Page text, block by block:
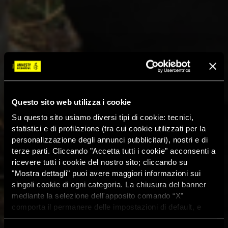
Questo sito web utilizza i cookie
Su questo sito usiamo diversi tipi di cookie: tecnici,
statistici e di profilazione (tra cui cookie utilizzati per la
personalizzazione degli annunci pubblicitari), nostri e di
terze parti. Cliccando "Accetta tutti i cookie" acconsenti a
ricevere tutti i cookie del nostro sito; cliccando su
"Mostra dettagli" puoi avere maggiori informazioni sui
singoli cookie di ogni categoria. La chiusura del banner
mediante la selezione dell'apposito comando “X”
comporta il permanere delle impostazioni di default, e
dunque la continuazione della navigazione con i cookie
Le ONG esortano gli Stati
membri: un accordo sul